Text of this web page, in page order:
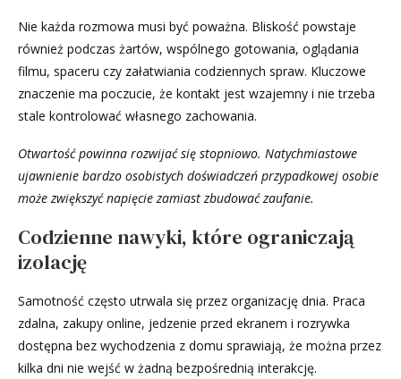
Nie każda rozmowa musi być poważna. Bliskość powstaje
również podczas żartów, wspólnego gotowania, oglądania
filmu, spaceru czy załatwiania codziennych spraw. Kluczowe
znaczenie ma poczucie, że kontakt jest wzajemny i nie trzeba
stale kontrolować własnego zachowania.
Otwartość powinna rozwijać się stopniowo. Natychmiastowe
ujawnienie bardzo osobistych doświadczeń przypadkowej osobie
może zwiększyć napięcie zamiast zbudować zaufanie.
Codzienne nawyki, które ograniczają
izolację
Samotność często utrwala się przez organizację dnia. Praca
zdalna, zakupy online, jedzenie przed ekranem i rozrywka
dostępna bez wychodzenia z domu sprawiają, że można przez
kilka dni nie wejść w żadną bezpośrednią interakcję.